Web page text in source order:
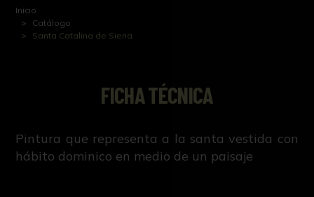
Inicio
Catálogo
Santa Catalina de Siena
FICHA TÉCNICA
Pintura que representa a la santa vestida con
hábito dominico en medio de un paisaje